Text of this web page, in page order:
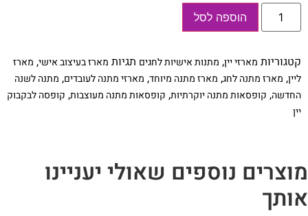
כמות
מארז
בעיצוב
אישי
Let's
Wine
הוספה לסל
קטגוריותמארזי יין,מתנות אישיות לחגים תגיותמארז בעיצוב אישי,מארז
ליין,מארז מתנה לחג,מארז מתנה מיוחד,מארזי מתנה לעובדים,מתנה לשנה
החדשה,קופסאות מתנה יוקרתיות,קופסאות מתנה מעוצבות,קופסה לבקבוק
יין
נוספים שאולי יעניינו